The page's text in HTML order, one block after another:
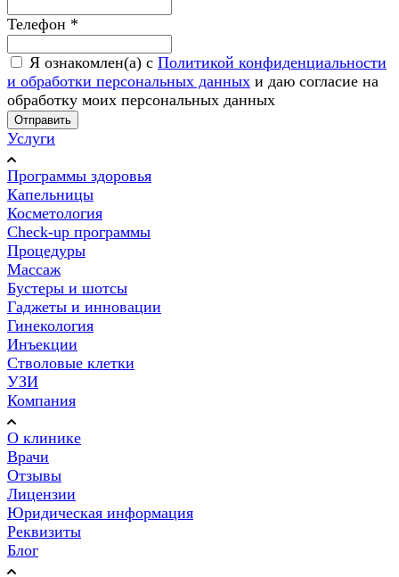
Телефон *
Я ознакомлен(а) с Политикой конфиденциальности
и обработки персональных данных и даю согласие на
обработку моих персональных данных
Услуги
Программы здоровья
Капельницы
Косметология
Check-up программы
Процедуры
Массаж
Бустеры и шотсы
Гаджеты и инновации
Гинекология
Инъекции
Стволовые клетки
УЗИ
Компания
О клинике
Врачи
Отзывы
Лицензии
Юридическая информация
Реквизиты
Блог